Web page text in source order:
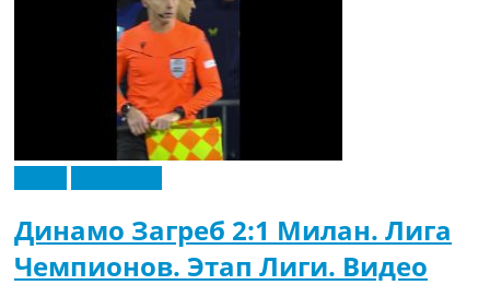
Динамо Загреб 2:1 Милан. Лига
Чемпионов. Этап Лиги. Видео